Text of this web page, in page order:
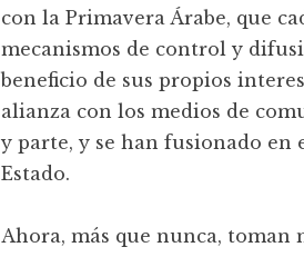
con la Primavera Árabe, que
mecanismos de control y
beneficio de sus propios
alianza con los medios de
y parte, y se han fusionado en
Estado.
Ahora, más que nunca, toman